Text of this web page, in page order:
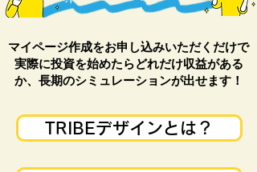
マイページ作成をお申し込みいただくだけで
実際に投資を始めたらどれだけ収益がある
か、長期のシミュレーションが出せます！
TRIBEデザインとは？